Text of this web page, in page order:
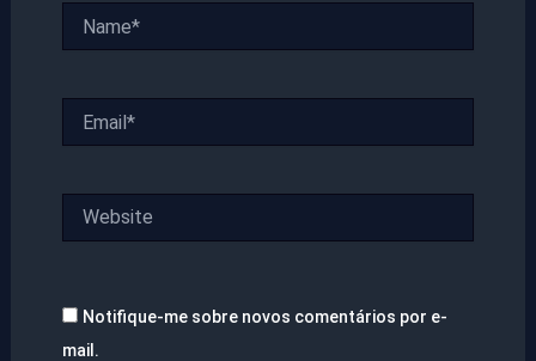
Notifique-me sobre novos comentários por e-
mail.